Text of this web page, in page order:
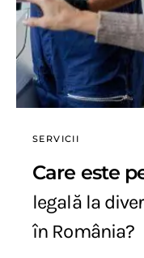
SERVICII
Care este
legală la
în România?